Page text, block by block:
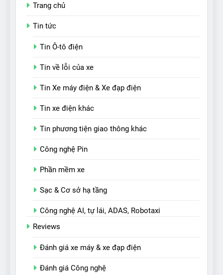
Trang chủ
Tin tức
Tin Ô-tô điện
Tin về lỗi của xe
Tin Xe máy điện & Xe đạp điện
Tin xe điện khác
Tin phương tiện giao thông khác
Công nghệ Pin
Phần mềm xe
Sạc & Cơ sở hạ tầng
Công nghệ AI, tự lái, ADAS, Robotaxi
Reviews
Đánh giá xe máy & xe đạp điện
Đánh giá Công nghệ